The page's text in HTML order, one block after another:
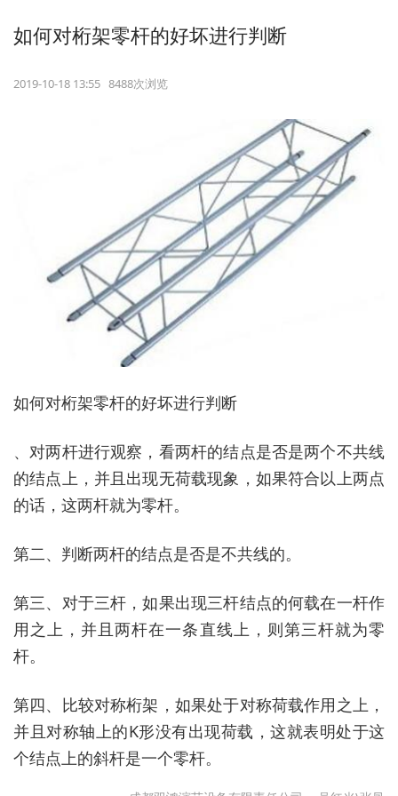
如何对桁架零杆的好坏进行判断
2019-10-18 13:55 8488次浏览
如何对桁架零杆的好坏进行判断
、对两杆进行观察，看两杆的结点是否是两个不共线
的结点上，并且出现无荷载现象，如果符合以上两点
的话，这两杆就为零杆。
第二、判断两杆的结点是否是不共线的。
第三、对于三杆，如果出现三杆结点的何载在一杆作
用之上，并且两杆在一条直线上，则第三杆就为零
杆。
第四、比较对称桁架，如果处于对称荷载作用之上，
并且对称轴上的K形没有出现荷载，这就表明处于这
个结点上的斜杆是一个零杆。